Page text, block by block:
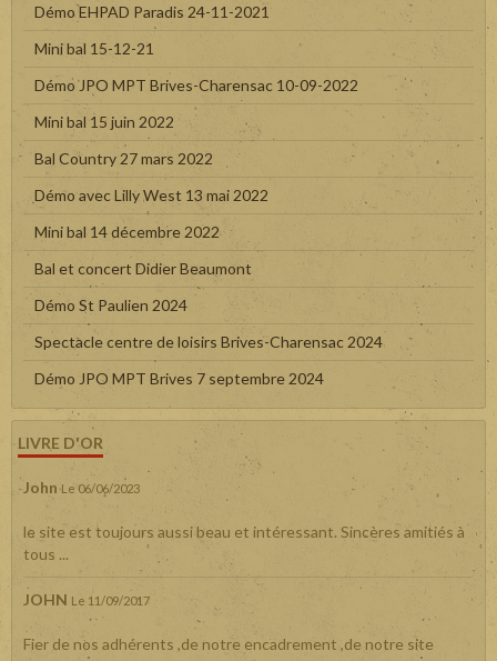
Démo EHPAD Paradis 24-11-2021
Mini bal 15-12-21
Démo JPO MPT Brives-Charensac 10-09-2022
Mini bal 15 juin 2022
Bal Country 27 mars 2022
Démo avec Lilly West 13 mai 2022
Mini bal 14 décembre 2022
Bal et concert Didier Beaumont
Démo St Paulien 2024
Spectacle centre de loisirs Brives-Charensac 2024
Démo JPO MPT Brives 7 septembre 2024
LIVRE D'OR
John Le 06/06/2023
le site est toujours aussi beau et intéressant. Sincères amitiés à
tous ...
JOHN Le 11/09/2017
Fier de nos adhérents ,de notre encadrement ,de notre site